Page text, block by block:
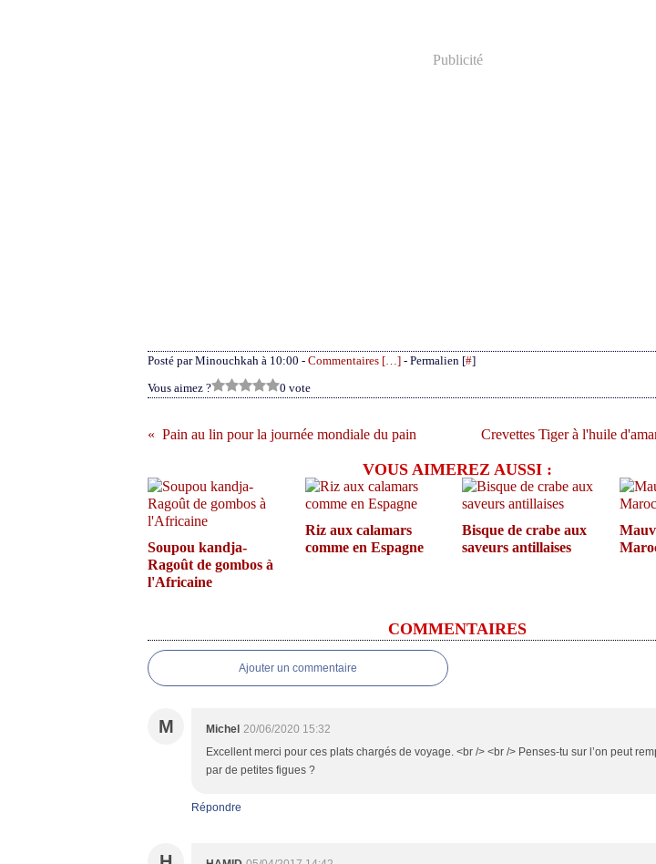
Publicité
Posté par Minouchkah à 10:00 - Commentaires […] - Permalien [#]
Vous aimez ?
0 vote
Pain au lin pour la journée mondiale du pain Crevettes Tiger à l'huile
VOUS AIMEREZ AUSSI :
Soupou kandja-
Ragoût de gombos à
l'Africaine
Riz aux calamars
comme en Espagne
Bisque de crabe aux
saveurs antillaises
COMMENTAIRES
Ajouter un commentaire
M Michel 20/06/2020 15:32
Excellent merci pour ces plats chargés de voyage. <br /> <br /> Penses-tu sur l’on peut
par de petites figues ?
Répondre